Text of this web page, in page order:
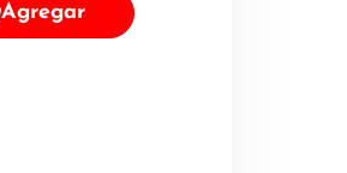
Agregar